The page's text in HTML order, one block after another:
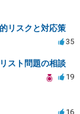
リスクと対応策
35
スト問題の相談
19
16